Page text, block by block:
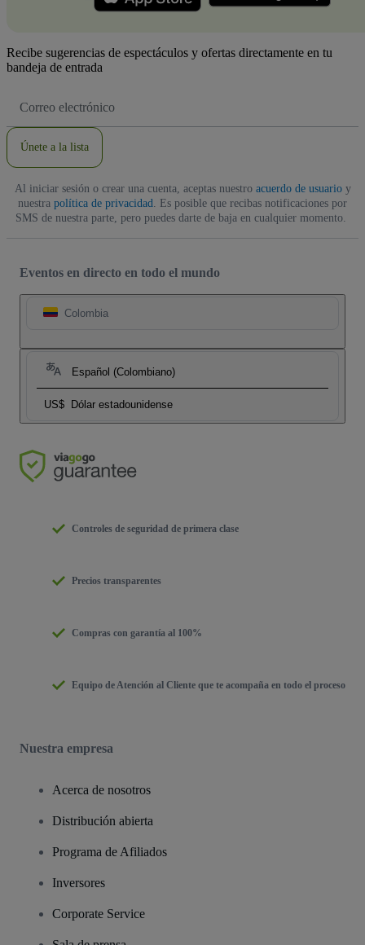
Recibe sugerencias de espectáculos y ofertas directamente en tu
bandeja de entrada
de
Únete a la lista
Al iniciar sesión o crear una cuenta, aceptas nuestro acuerdo de usuarioy
nuestra política de privacidad. Es posible que recibas notificaciones por
SMS de nuestra parte, pero puedes darte de baja en cualquier momento.
Eventos en directo en todo el mundo
Colombia
Español (Colombiano)
US$ Dólar estadounidense
Controles de seguridad de primera clase
Precios transparentes
Compras con garantía al 100%
Equipo de Atención al Cliente que te acompaña en todo el proceso
Nuestra empresa
Acerca de nosotros
Distribución abierta
Programa de Afiliados
Inversores
Corporate Service